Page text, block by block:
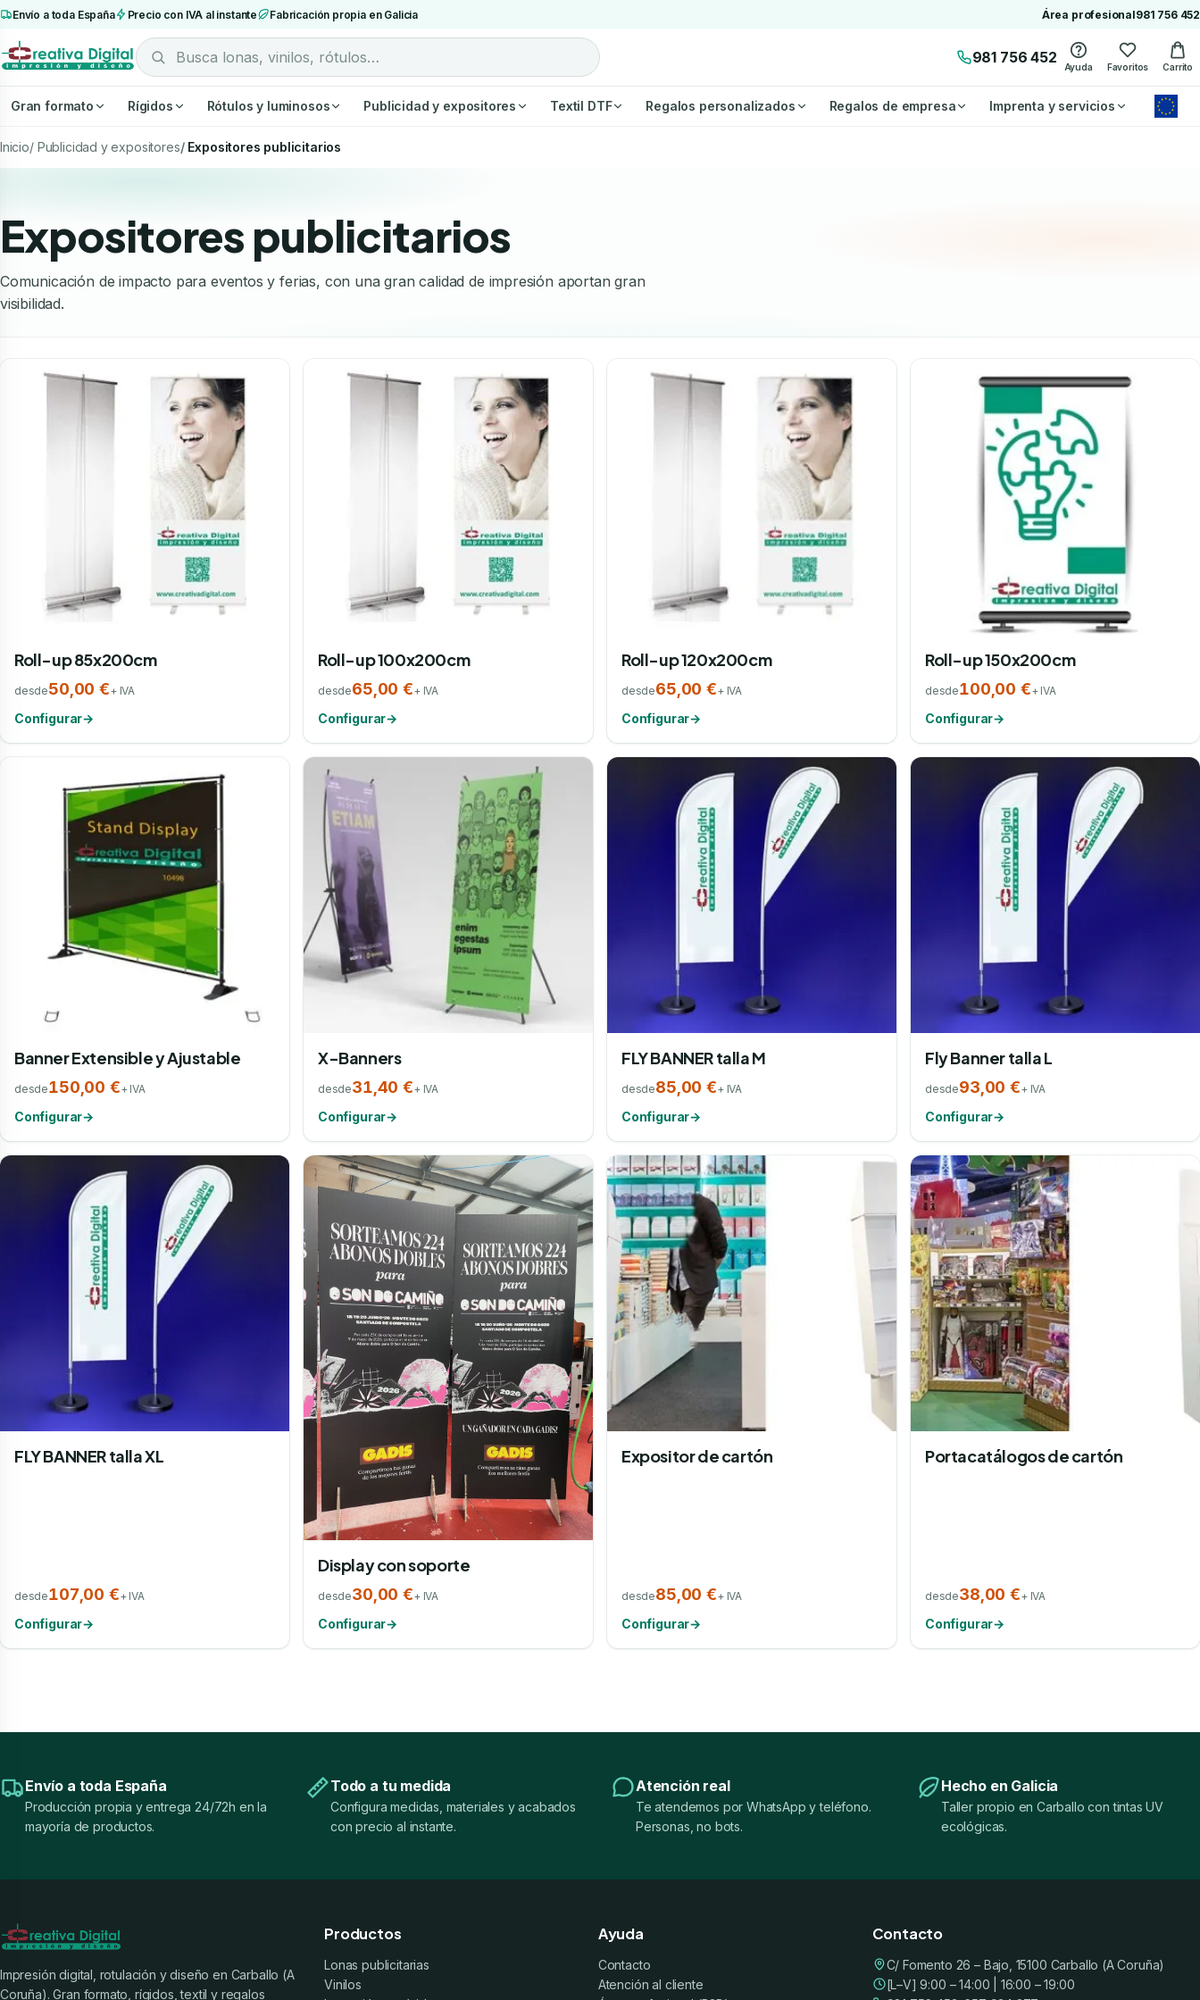
Envío a toda España Precio con IVA al instante Fabricación propia en Galicia Área profesional981 756 452
981 756 452
Ayuda Favoritos Carrito
Gran formato Rígidos Rótulos y luminosos Publicidad y expositores Textil DTF Regalos personalizados Regalos de empresa Imprenta y servicios
Inicio Publicidad y expositores Expositores publicitarios
Expositores publicitarios
Comunicación de impacto para eventos y ferias, con una gran calidad de impresión aportan gran
visibilidad.
Roll-up 85x200cm
desde50,00 €+ IVA
Configurar→
Roll-up 100x200cm
desde65,00 €+ IVA
Configurar→
Roll-up 120x200cm
desde65,00 €+ IVA
Configurar→
Roll-up 150x200cm
desde100,00 €+ IVA
Configurar→
Banner Extensible y Ajustable
desde150,00 €+ IVA
Configurar→
X-Banners
desde31,40 €+ IVA
Configurar→
FLY BANNER talla M
desde85,00 €+ IVA
Configurar→
Fly Banner talla L
desde93,00 €+ IVA
Configurar→
FLY BANNER talla XL
desde107,00 €+ IVA
Configurar→
Display con soporte
desde30,00 €+ IVA
Configurar→
Expositor de cartón
desde85,00 €+ IVA
Configurar→
Portacatálogos de cartón
desde38,00 €+ IVA
Configurar→
Envío a toda España
Producción propia y entrega 24/72h en la
mayoría de productos.
Todo a tu medida
Configura medidas, materiales y acabados
con precio al instante.
Atención real
Te atendemos por WhatsApp y teléfono.
Personas, no bots.
Hecho en Galicia
Taller propio en Carballo con tintas UV
ecológicas.
Impresión digital, rotulación y diseño en Carballo (A
Coruña). Gran formato, rígidos, textil y regalos
Productos
Lonas publicitarias
Vinilos
Ayuda
Contacto
Atención al cliente
Contacto
C/ Fomento 26 – Bajo, 15100 Carballo (A Coruña)
[L–V] 9:00 – 14:00 | 16:00 – 19:00